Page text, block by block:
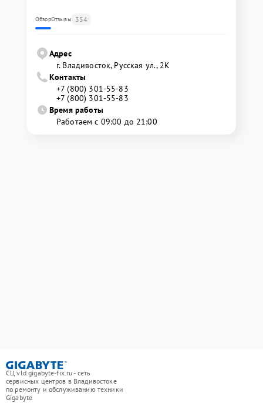
ОбзорОтзывы 354
Адрес
г. Владивосток, Русская ул., 2К
Контакты
+7 (800) 301-55-83
+7 (800) 301-55-83
Время работы
Работаем с 09:00 до 21:00
СЦ vld.gigabyte-fix.ru - сеть
сервисных центров в Владивостоке
по ремонту и обслуживанию техники
Gigabyte